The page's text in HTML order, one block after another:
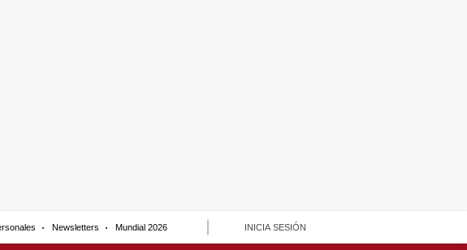
Newsletters Mundial 2026 INICIA SESIÓN